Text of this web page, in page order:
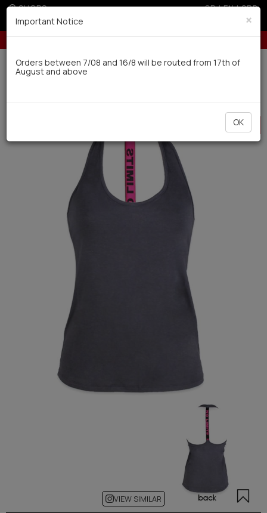
SHOPS GR|EN|SRB
for non EU Up to 3 interest-free installments with credit
Delivery in 7-9 working days via UPS
HOT
OFFER
VIEW SIMILAR
×
Important Notice
Orders between 7/08 and 16/8 will be routed from 17th of
August and above
OK